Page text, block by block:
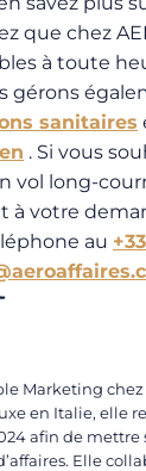
que chez
à toute
gérons
sanitaires
. Si vous
vol long-
à votre
au
Marketing chez
en Italie, elle
afin de
Elle